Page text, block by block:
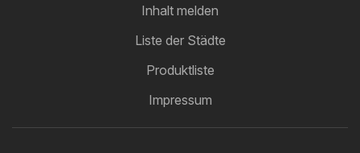
Inhalt melden
Liste der Städte
Produktliste
Impressum